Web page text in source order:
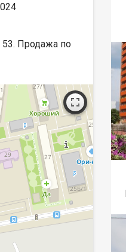
53. Продажа по